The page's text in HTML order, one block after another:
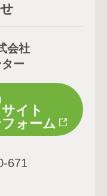
会社
ー
イト
ォーム
671